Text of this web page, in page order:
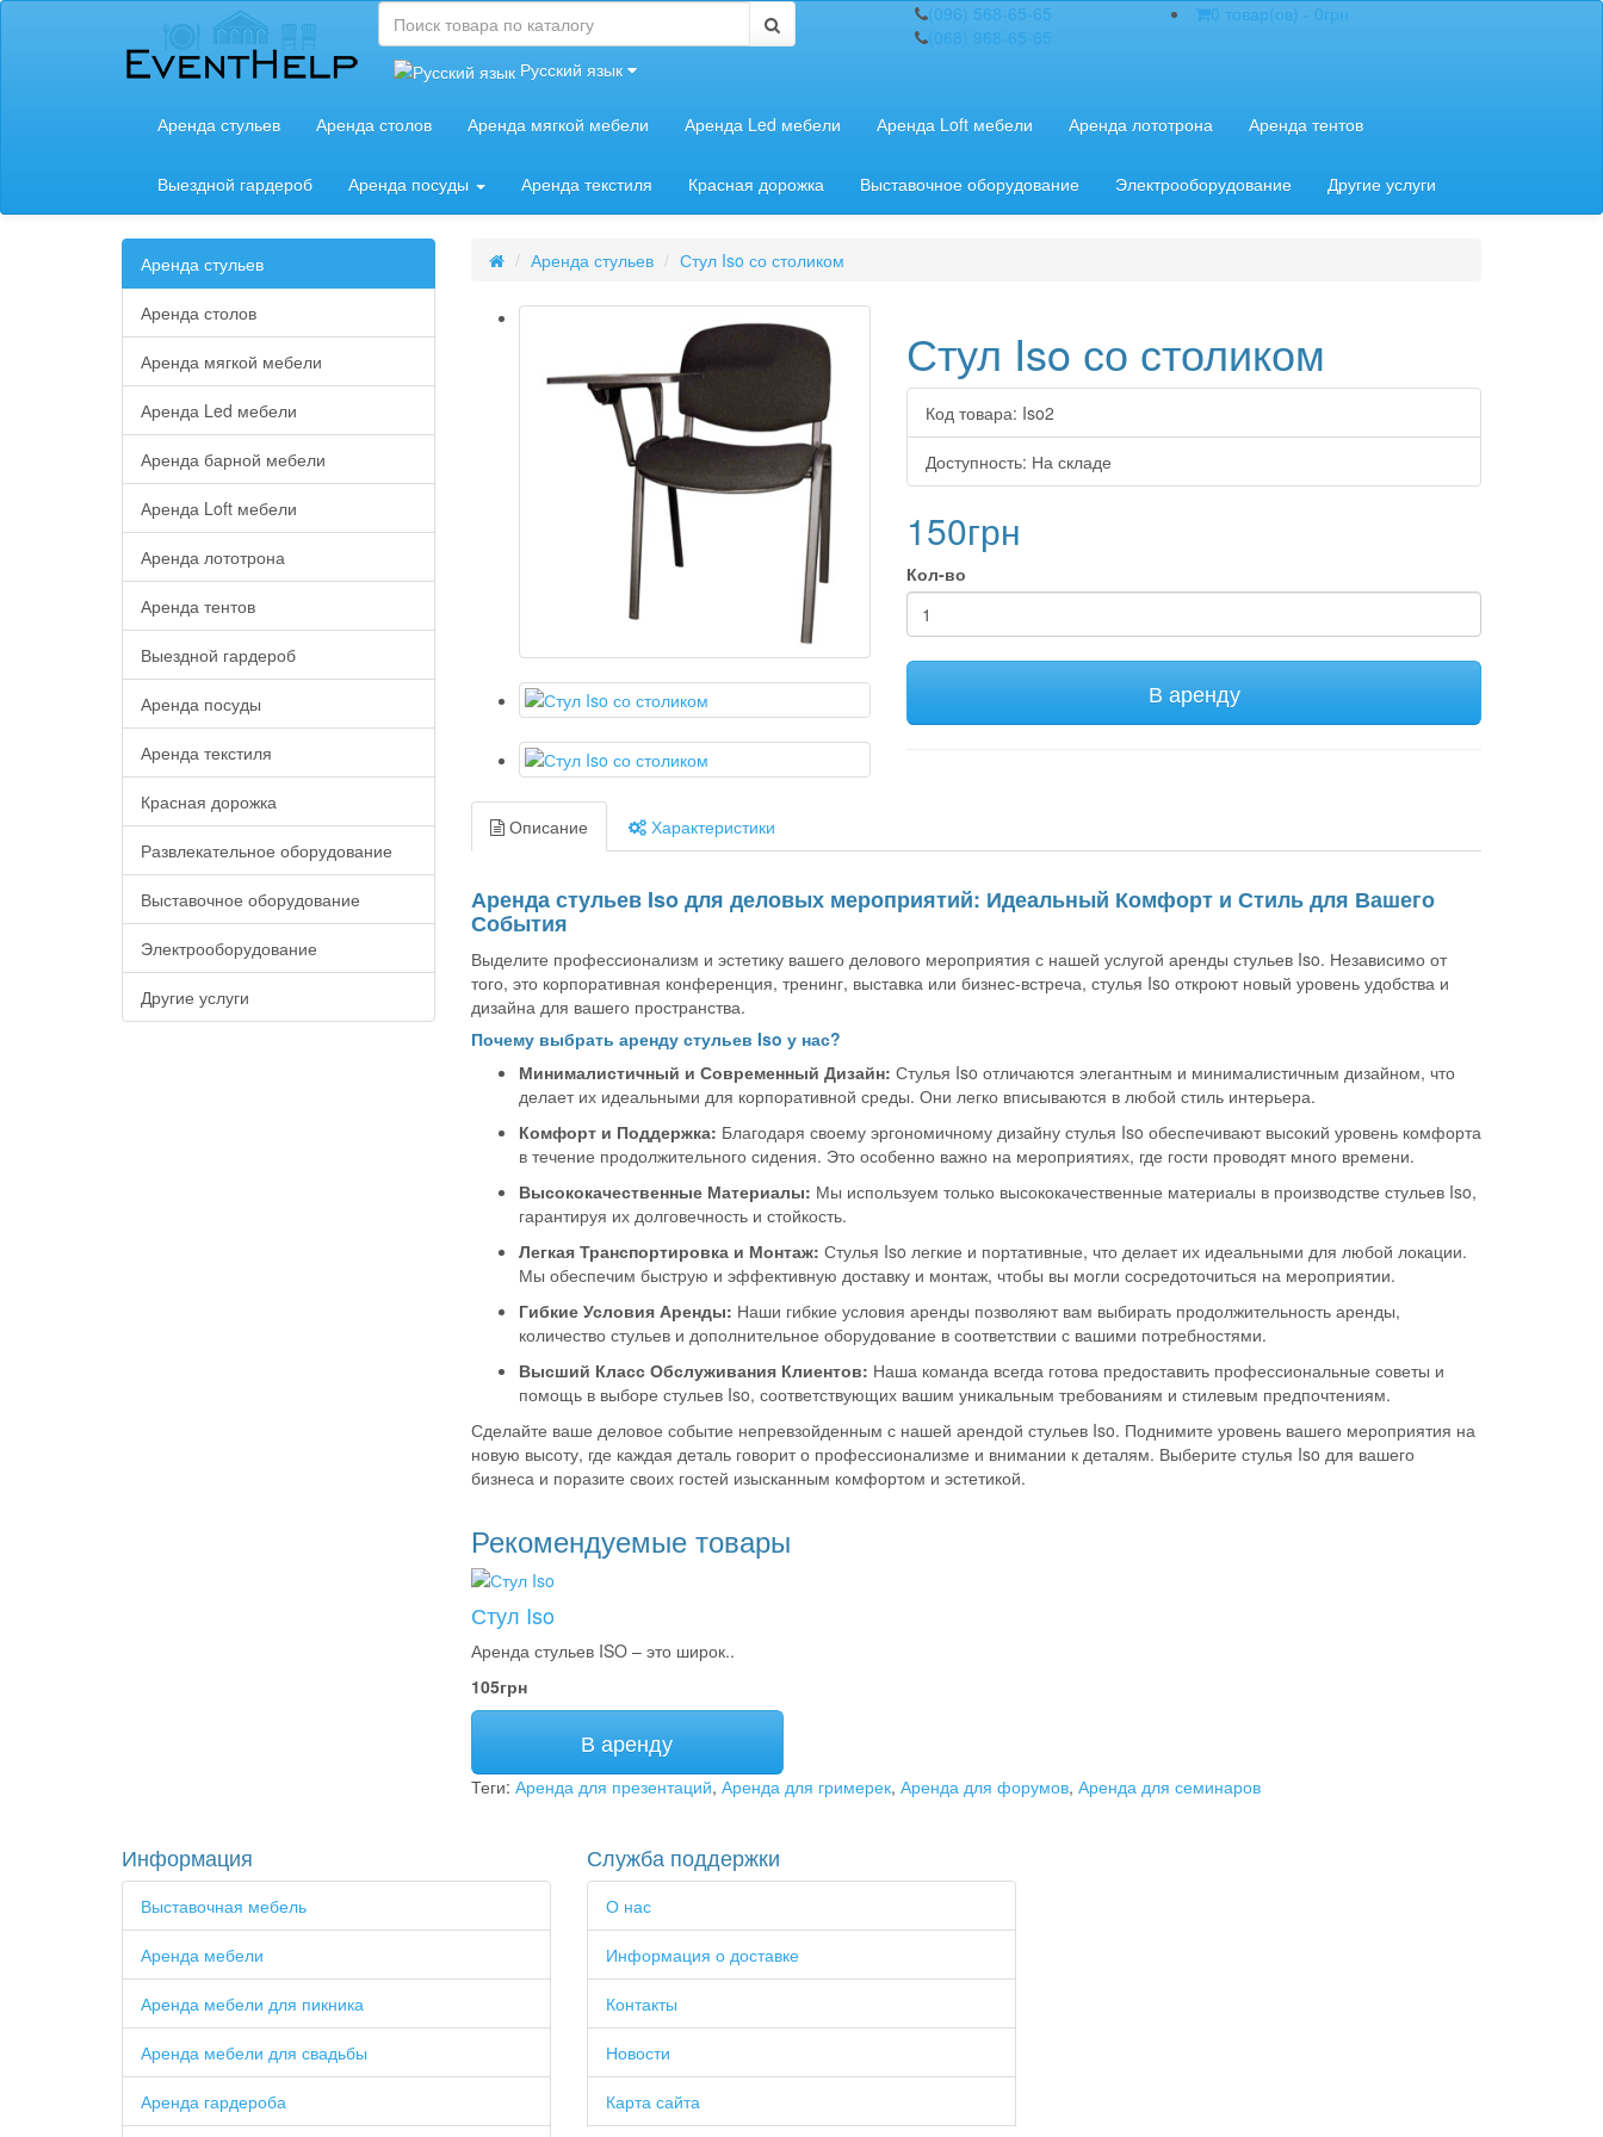
Русский язык
(096) 568-65-65
(068) 968-65-65
0 товар(ов) - 0грн
Аренда стульев Аренда столов Аренда мягкой мебели Аренда Led мебели Аренда Loft мебели Аренда лототрона Аренда тентов
Выездной гардероб Аренда посуды Аренда текстиля Красная дорожка Выставочное оборудование Электрооборудование Другие услуги
Аренда стульев
Аренда столов
Аренда мягкой мебели
Аренда Led мебели
Аренда барной мебели
Аренда Loft мебели
Аренда лототрона
Аренда тентов
Выездной гардероб
Аренда посуды
Аренда текстиля
Красная дорожка
Развлекательное оборудование
Выставочное оборудование
Электрооборудование
Другие услуги
Аренда стульев Стул Iso со столиком
Стул Iso со столиком
Код товара: Iso2
Доступность: На складе
150грн
Кол-во
В аренду
Описание Характеристики
Аренда стульев Iso для деловых мероприятий: Идеальный Комфорт и Стиль для Вашего
События
Выделите профессионализм и эстетику вашего делового мероприятия с нашей услугой аренды стульев Iso. Независимо от
того, это корпоративная конференция, тренинг, выставка или бизнес-встреча, стулья Iso откроют новый уровень удобства и
дизайна для вашего пространства.
Почему выбрать аренду стульев Iso у нас?
Минималистичный и Современный Дизайн: Стулья Iso отличаются элегантным и минималистичным дизайном, что
делает их идеальными для корпоративной среды. Они легко вписываются в любой стиль интерьера.
Комфорт и Поддержка: Благодаря своему эргономичному дизайну стулья Iso обеспечивают высокий уровень комфорта
в течение продолжительного сидения. Это особенно важно на мероприятиях, где гости проводят много времени.
Высококачественные Материалы: Мы используем только высококачественные материалы в производстве стульев Iso,
гарантируя их долговечность и стойкость.
Легкая Транспортировка и Монтаж: Стулья Iso легкие и портативные, что делает их идеальными для любой локации.
Мы обеспечим быструю и эффективную доставку и монтаж, чтобы вы могли сосредоточиться на мероприятии.
Гибкие Условия Аренды: Наши гибкие условия аренды позволяют вам выбирать продолжительность аренды,
количество стульев и дополнительное оборудование в соответствии с вашими потребностями.
Высший Класс Обслуживания Клиентов: Наша команда всегда готова предоставить профессиональные советы и
помощь в выборе стульев Iso, соответствующих вашим уникальным требованиям и стилевым предпочтениям.
Сделайте ваше деловое событие непревзойденным с нашей арендой стульев Iso. Поднимите уровень вашего мероприятия на
новую высоту, где каждая деталь говорит о профессионализме и внимании к деталям. Выберите стулья Iso для вашего
бизнеса и поразите своих гостей изысканным комфортом и эстетикой.
Рекомендуемые товары
Стул Iso
Аренда стульев ISO – это широк..
105грн
В аренду
Теги: Аренда для презентаций, Аренда для гримерек, Аренда для форумов, Аренда для семинаров
Информация
Выставочная мебель
Аренда мебели
Аренда мебели для пикника
Аренда мебели для свадьбы
Аренда гардероба
Служба поддержки
О нас
Информация о доставке
Контакты
Новости
Карта сайта